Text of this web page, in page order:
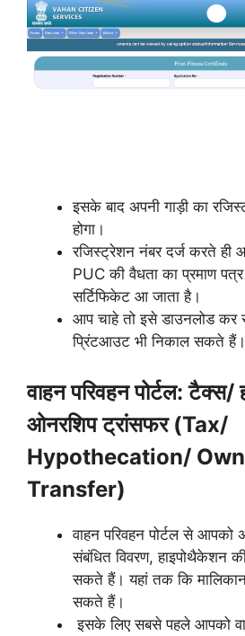
इसके बाद अपनी गाड़ी का
होगा।
रजिस्ट्रेशन नंबर दर्ज करते ही
PUC की वैधता का प्रमाण
सर्टिफिकेट आ जाता है।
आप चाहे तो इसे डाउनलोड कर
प्रिंटआउट भी निकाल सकते हैं।
वाहन परिवहन पोर्टल:
ओनरशिप ट्रांसफर (Tax/
Hypothecation/
Transfer)
वाहन परिवहन पोर्टल से
संबंधित विवरण, हाइपोथैकेशन
सकते हैं। यहां तक कि
सकते हैं।
इसके लिए सबसे पहले आपको